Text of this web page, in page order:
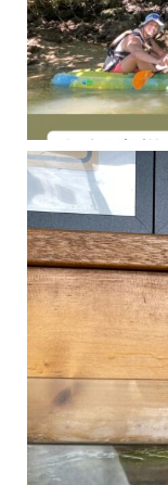
今年の1月にお店に植えたマングローブ(メヒルギ)の苗が成長してきました
マングロ